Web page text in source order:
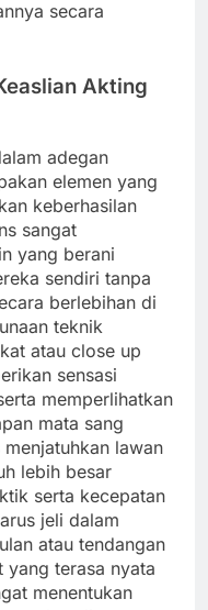
secara
Akting
adegan
elemen yang
keberhasilan
sangat
yang berani
sendiri tanpa
berlebihan di
teknik
atau close up
sensasi
memperlihatkan
mata sang
lawan
lebih besar
serta kecepatan
jeli dalam
atau tendangan
terasa nyata
menentukan